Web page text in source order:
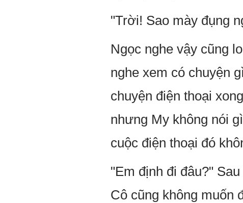
"Trời! Sao mày đụng
Ngọc nghe vậy cũng
nghe xem có chuyện
chuyện điện thoại
nhưng My không nói
cuộc điện thoại đó
"Em định đi đâu?"
Cô cũng không muốn